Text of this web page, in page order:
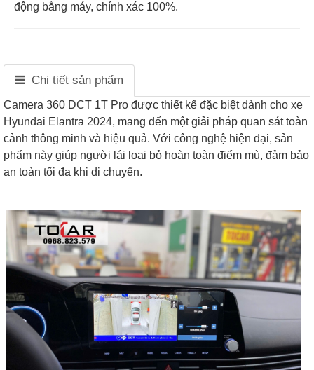
động bằng máy, chính xác 100%.
Chi tiết sản phẩm
Camera 360 DCT 1T Pro được thiết kế đặc biệt dành cho xe
Hyundai Elantra 2024, mang đến một giải pháp quan sát toàn
cảnh thông minh và hiệu quả. Với công nghệ hiện đại, sản
phẩm này giúp người lái loại bỏ hoàn toàn điểm mù, đảm bảo
an toàn tối đa khi di chuyển.